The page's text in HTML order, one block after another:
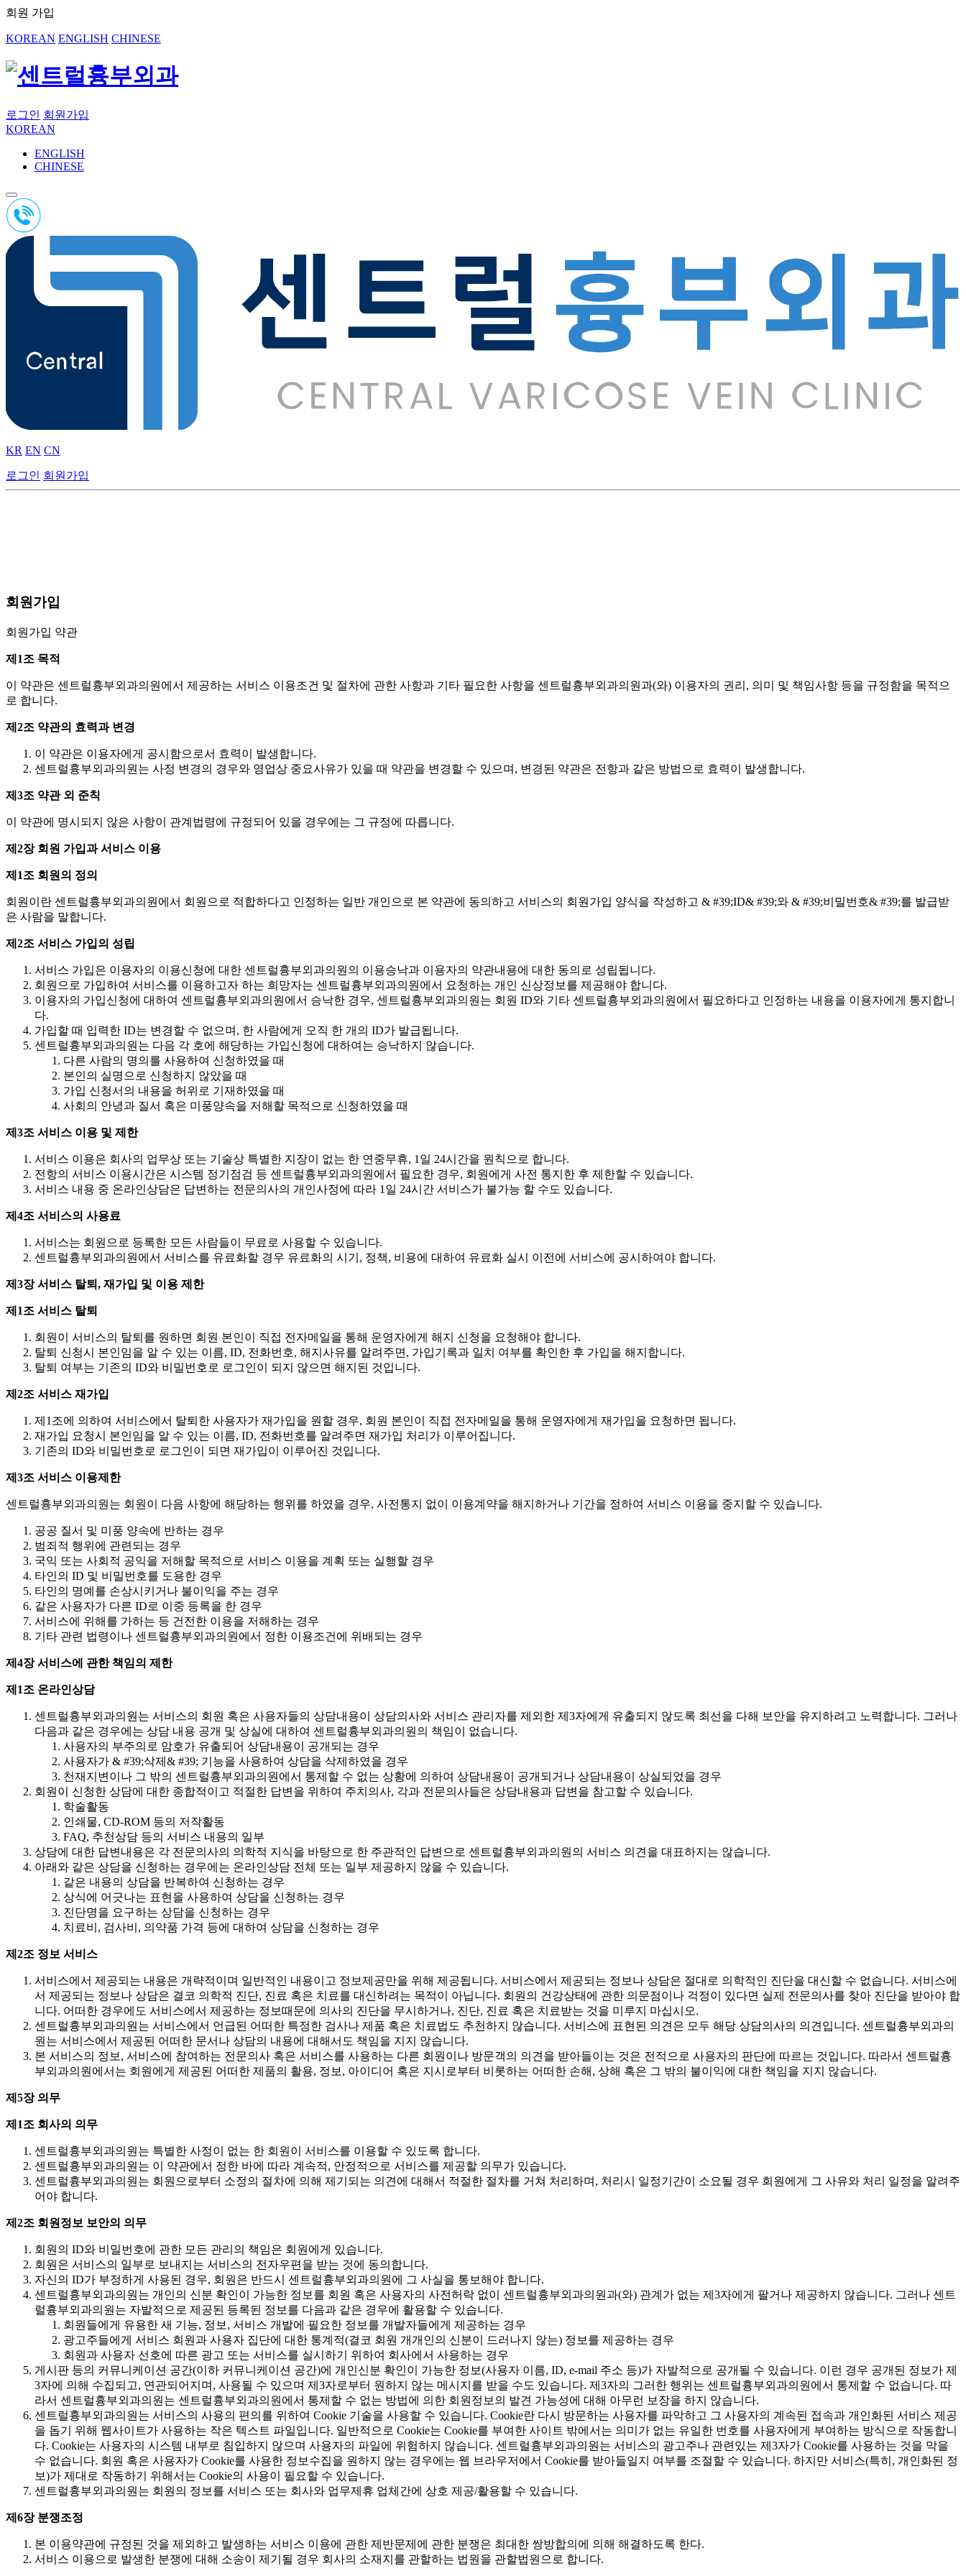
회원 가입
KOREAN ENGLISH CHINESE
로그인 회원가입
KOREAN
ENGLISH
CHINESE
KR EN CN
로그인 회원가입
회원가입
회원가입 약관
제1조 목적
이 약관은 센트럴흉부외과의원에서 제공하는 서비스 이용조건 및 절차에 관한 사항과 기타 필요한 사항을 센트럴흉부외과의원과(와) 이용자의 권리, 의미 및 책임사항 등을 규정함을 목적으
로 합니다.
제2조 약관의 효력과 변경
이 약관은 이용자에게 공시함으로서 효력이 발생합니다.
센트럴흉부외과의원는 사정 변경의 경우와 영업상 중요사유가 있을 때 약관을 변경할 수 있으며, 변경된 약관은 전항과 같은 방법으로 효력이 발생합니다.
제3조 약관 외 준칙
이 약관에 명시되지 않은 사항이 관계법령에 규정되어 있을 경우에는 그 규정에 따릅니다.
제2장 회원 가입과 서비스 이용
제1조 회원의 정의
회원이란 센트럴흉부외과의원에서 회원으로 적합하다고 인정하는 일반 개인으로 본 약관에 동의하고 서비스의 회원가입 양식을 작성하고 & #39;ID& #39;와 & #39;비밀번호& #39;를 발급받
은 사람을 말합니다.
제2조 서비스 가입의 성립
서비스 가입은 이용자의 이용신청에 대한 센트럴흉부외과의원의 이용승낙과 이용자의 약관내용에 대한 동의로 성립됩니다.
회원으로 가입하여 서비스를 이용하고자 하는 희망자는 센트럴흉부외과의원에서 요청하는 개인 신상정보를 제공해야 합니다.
이용자의 가입신청에 대하여 센트럴흉부외과의원에서 승낙한 경우, 센트럴흉부외과의원는 회원 ID와 기타 센트럴흉부외과의원에서 필요하다고 인정하는 내용을 이용자에게 통지합니
다.
가입할 때 입력한 ID는 변경할 수 없으며, 한 사람에게 오직 한 개의 ID가 발급됩니다.
센트럴흉부외과의원는 다음 각 호에 해당하는 가입신청에 대하여는 승낙하지 않습니다.
다른 사람의 명의를 사용하여 신청하였을 때
본인의 실명으로 신청하지 않았을 때
가입 신청서의 내용을 허위로 기재하였을 때
사회의 안녕과 질서 혹은 미풍양속을 저해할 목적으로 신청하였을 때
제3조 서비스 이용 및 제한
서비스 이용은 회사의 업무상 또는 기술상 특별한 지장이 없는 한 연중무휴, 1일 24시간을 원칙으로 합니다.
전항의 서비스 이용시간은 시스템 정기점검 등 센트럴흉부외과의원에서 필요한 경우, 회원에게 사전 통지한 후 제한할 수 있습니다.
서비스 내용 중 온라인상담은 답변하는 전문의사의 개인사정에 따라 1일 24시간 서비스가 불가능 할 수도 있습니다.
제4조 서비스의 사용료
서비스는 회원으로 등록한 모든 사람들이 무료로 사용할 수 있습니다.
센트럴흉부외과의원에서 서비스를 유료화할 경우 유료화의 시기, 정책, 비용에 대하여 유료화 실시 이전에 서비스에 공시하여야 합니다.
제3장 서비스 탈퇴, 재가입 및 이용 제한
제1조 서비스 탈퇴
회원이 서비스의 탈퇴를 원하면 회원 본인이 직접 전자메일을 통해 운영자에게 해지 신청을 요청해야 합니다.
탈퇴 신청시 본인임을 알 수 있는 이름, ID, 전화번호, 해지사유를 알려주면, 가입기록과 일치 여부를 확인한 후 가입을 해지합니다.
탈퇴 여부는 기존의 ID와 비밀번호로 로그인이 되지 않으면 해지된 것입니다.
제2조 서비스 재가입
제1조에 의하여 서비스에서 탈퇴한 사용자가 재가입을 원할 경우, 회원 본인이 직접 전자메일을 통해 운영자에게 재가입을 요청하면 됩니다.
재가입 요청시 본인임을 알 수 있는 이름, ID, 전화번호를 알려주면 재가입 처리가 이루어집니다.
기존의 ID와 비밀번호로 로그인이 되면 재가입이 이루어진 것입니다.
제3조 서비스 이용제한
센트럴흉부외과의원는 회원이 다음 사항에 해당하는 행위를 하였을 경우, 사전통지 없이 이용계약을 해지하거나 기간을 정하여 서비스 이용을 중지할 수 있습니다.
공공 질서 및 미풍 양속에 반하는 경우
범죄적 행위에 관련되는 경우
국익 또는 사회적 공익을 저해할 목적으로 서비스 이용을 계획 또는 실행할 경우
타인의 ID 및 비밀번호를 도용한 경우
타인의 명예를 손상시키거나 불이익을 주는 경우
같은 사용자가 다른 ID로 이중 등록을 한 경우
서비스에 위해를 가하는 등 건전한 이용을 저해하는 경우
기타 관련 법령이나 센트럴흉부외과의원에서 정한 이용조건에 위배되는 경우
제4장 서비스에 관한 책임의 제한
제1조 온라인상담
센트럴흉부외과의원는 서비스의 회원 혹은 사용자들의 상담내용이 상담의사와 서비스 관리자를 제외한 제3자에게 유출되지 않도록 최선을 다해 보안을 유지하려고 노력합니다. 그러나
다음과 같은 경우에는 상담 내용 공개 및 상실에 대하여 센트럴흉부외과의원의 책임이 없습니다.
사용자의 부주의로 암호가 유출되어 상담내용이 공개되는 경우
사용자가 & #39;삭제& #39; 기능을 사용하여 상담을 삭제하였을 경우
천재지변이나 그 밖의 센트럴흉부외과의원에서 통제할 수 없는 상황에 의하여 상담내용이 공개되거나 상담내용이 상실되었을 경우
회원이 신청한 상담에 대한 종합적이고 적절한 답변을 위하여 주치의사, 각과 전문의사들은 상담내용과 답변을 참고할 수 있습니다.
학술활동
인쇄물, CD-ROM 등의 저작활동
FAQ, 추천상담 등의 서비스 내용의 일부
상담에 대한 답변내용은 각 전문의사의 의학적 지식을 바탕으로 한 주관적인 답변으로 센트럴흉부외과의원의 서비스 의견을 대표하지는 않습니다.
아래와 같은 상담을 신청하는 경우에는 온라인상담 전체 또는 일부 제공하지 않을 수 있습니다.
같은 내용의 상담을 반복하여 신청하는 경우
상식에 어긋나는 표현을 사용하여 상담을 신청하는 경우
진단명을 요구하는 상담을 신청하는 경우
치료비, 검사비, 의약품 가격 등에 대하여 상담을 신청하는 경우
제2조 정보 서비스
서비스에서 제공되는 내용은 개략적이며 일반적인 내용이고 정보제공만을 위해 제공됩니다. 서비스에서 제공되는 정보나 상담은 절대로 의학적인 진단을 대신할 수 없습니다. 서비스에
서 제공되는 정보나 상담은 결코 의학적 진단, 진료 혹은 치료를 대신하려는 목적이 아닙니다. 회원의 건강상태에 관한 의문점이나 걱정이 있다면 실제 전문의사를 찾아 진단을 받아야 합
니다. 어떠한 경우에도 서비스에서 제공하는 정보때문에 의사의 진단을 무시하거나, 진단, 진료 혹은 치료받는 것을 미루지 마십시오.
센트럴흉부외과의원는 서비스에서 언급된 어떠한 특정한 검사나 제품 혹은 치료법도 추천하지 않습니다. 서비스에 표현된 의견은 모두 해당 상담의사의 의견입니다. 센트럴흉부외과의
원는 서비스에서 제공된 어떠한 문서나 상담의 내용에 대해서도 책임을 지지 않습니다.
본 서비스의 정보, 서비스에 참여하는 전문의사 혹은 서비스를 사용하는 다른 회원이나 방문객의 의견을 받아들이는 것은 전적으로 사용자의 판단에 따르는 것입니다. 따라서 센트럴흉
부외과의원에서는 회원에게 제공된 어떠한 제품의 활용, 정보, 아이디어 혹은 지시로부터 비롯하는 어떠한 손해, 상해 혹은 그 밖의 불이익에 대한 책임을 지지 않습니다.
제5장 의무
제1조 회사의 의무
센트럴흉부외과의원는 특별한 사정이 없는 한 회원이 서비스를 이용할 수 있도록 합니다.
센트럴흉부외과의원는 이 약관에서 정한 바에 따라 계속적, 안정적으로 서비스를 제공할 의무가 있습니다.
센트럴흉부외과의원는 회원으로부터 소정의 절차에 의해 제기되는 의견에 대해서 적절한 절차를 거쳐 처리하며, 처리시 일정기간이 소요될 경우 회원에게 그 사유와 처리 일정을 알려주
어야 합니다.
제2조 회원정보 보안의 의무
회원의 ID와 비밀번호에 관한 모든 관리의 책임은 회원에게 있습니다.
회원은 서비스의 일부로 보내지는 서비스의 전자우편을 받는 것에 동의합니다.
자신의 ID가 부정하게 사용된 경우, 회원은 반드시 센트럴흉부외과의원에 그 사실을 통보해야 합니다.
센트럴흉부외과의원는 개인의 신분 확인이 가능한 정보를 회원 혹은 사용자의 사전허락 없이 센트럴흉부외과의원과(와) 관계가 없는 제3자에게 팔거나 제공하지 않습니다. 그러나 센트
럴흉부외과의원는 자발적으로 제공된 등록된 정보를 다음과 같은 경우에 활용할 수 있습니다.
회원들에게 유용한 새 기능, 정보, 서비스 개발에 필요한 정보를 개발자들에게 제공하는 경우
광고주들에게 서비스 회원과 사용자 집단에 대한 통계적(결코 회원 개개인의 신분이 드러나지 않는) 정보를 제공하는 경우
회원과 사용자 선호에 따른 광고 또는 서비스를 실시하기 위하여 회사에서 사용하는 경우
게시판 등의 커뮤니케이션 공간(이하 커뮤니케이션 공간)에 개인신분 확인이 가능한 정보(사용자 이름, ID, e-mail 주소 등)가 자발적으로 공개될 수 있습니다. 이런 경우 공개된 정보가 제
3자에 의해 수집되고, 연관되어지며, 사용될 수 있으며 제3자로부터 원하지 않는 메시지를 받을 수도 있습니다. 제3자의 그러한 행위는 센트럴흉부외과의원에서 통제할 수 없습니다. 따
라서 센트럴흉부외과의원는 센트럴흉부외과의원에서 통제할 수 없는 방법에 의한 회원정보의 발견 가능성에 대해 아무런 보장을 하지 않습니다.
센트럴흉부외과의원는 서비스의 사용의 편의를 위하여 Cookie 기술을 사용할 수 있습니다. Cookie란 다시 방문하는 사용자를 파악하고 그 사용자의 계속된 접속과 개인화된 서비스 제공
을 돕기 위해 웹사이트가 사용하는 작은 텍스트 파일입니다. 일반적으로 Cookie는 Cookie를 부여한 사이트 밖에서는 의미가 없는 유일한 번호를 사용자에게 부여하는 방식으로 작동합니
다. Cookie는 사용자의 시스템 내부로 침입하지 않으며 사용자의 파일에 위험하지 않습니다. 센트럴흉부외과의원는 서비스의 광고주나 관련있는 제3자가 Cookie를 사용하는 것을 막을
수 없습니다. 회원 혹은 사용자가 Cookie를 사용한 정보수집을 원하지 않는 경우에는 웹 브라우저에서 Cookie를 받아들일지 여부를 조절할 수 있습니다. 하지만 서비스(특히, 개인화된 정
보)가 제대로 작동하기 위해서는 Cookie의 사용이 필요할 수 있습니다.
센트럴흉부외과의원는 회원의 정보를 서비스 또는 회사와 업무제휴 업체간에 상호 제공/활용할 수 있습니다.
제6장 분쟁조정
본 이용약관에 규정된 것을 제외하고 발생하는 서비스 이용에 관한 제반문제에 관한 분쟁은 최대한 쌍방합의에 의해 해결하도록 한다.
서비스 이용으로 발생한 분쟁에 대해 소송이 제기될 경우 회사의 소재지를 관할하는 법원을 관할법원으로 합니다.